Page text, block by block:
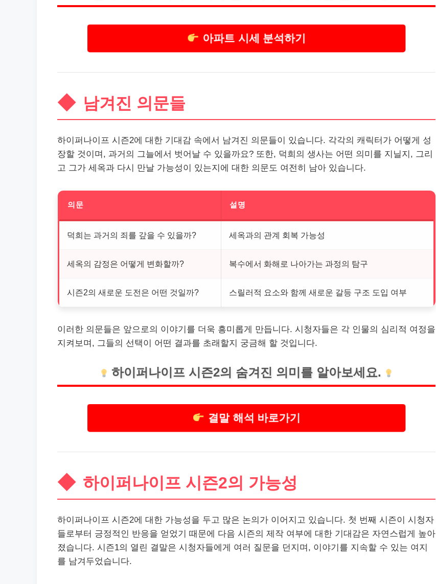
아파트 시세 분석하기
남겨진 의문들
하이퍼나이프 시즌2에 대한 기대감 속에서 남겨진 의문들이 있습니다. 각각의 캐릭터가 어떻게 성
장할 것이며, 과거의 그늘에서 벗어날 수 있을까요? 또한, 덕희의 생사는 어떤 의미를 지닐지, 그리
고 그가 세옥과 다시 만날 가능성이 있는지에 대한 의문도 여전히 남아 있습니다.
의문 설명
덕희는 과거의 죄를 갚을 수 있을까? 세옥과의 관계 회복 가능성
세옥의 감정은 어떻게 변화할까? 복수에서 화해로 나아가는 과정의 탐구
시즌2의 새로운 도전은 어떤 것일까? 스릴러적 요소와 함께 새로운 갈등 구조 도입 여부
이러한 의문들은 앞으로의 이야기를 더욱 흥미롭게 만듭니다. 시청자들은 각 인물의 심리적 여정을
지켜보며, 그들의 선택이 어떤 결과를 초래할지 궁금해 할 것입니다.
하이퍼나이프 시즌2의 숨겨진 의미를 알아보세요.
결말 해석 바로가기
하이퍼나이프 시즌2의 가능성
하이퍼나이프 시즌2에 대한 가능성을 두고 많은 논의가 이어지고 있습니다. 첫 번째 시즌이 시청자
들로부터 긍정적인 반응을 얻었기 때문에 다음 시즌의 제작 여부에 대한 기대감은 자연스럽게 높아
졌습니다. 시즌1의 열린 결말은 시청자들에게 여러 질문을 던지며, 이야기를 지속할 수 있는 여지
를 남겨두었습니다.